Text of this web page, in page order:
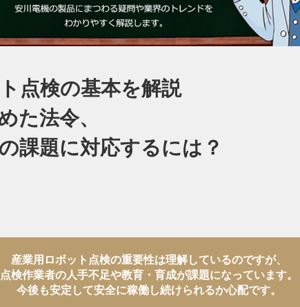
点検の基本を解説
た法令、
課題に対応するには？
産業用ロボット点検の重要性は理解しているのですが、
点検作業者の人手不足や教育・育成が課題になっています。
今後も安定して安全に稼働し続けられるか心配です。